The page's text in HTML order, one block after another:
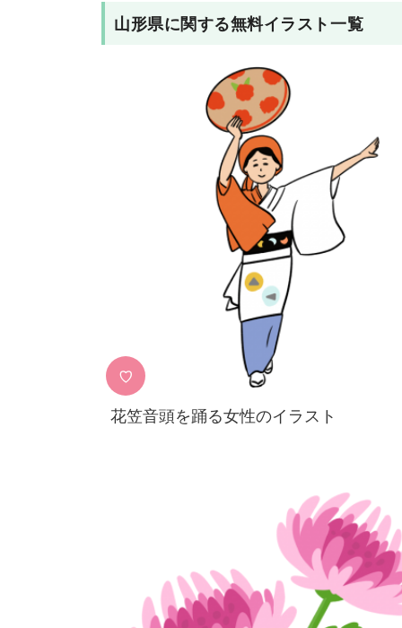
山形県に関する無料イラスト一覧
♡
花笠音頭を踊る女性のイラスト